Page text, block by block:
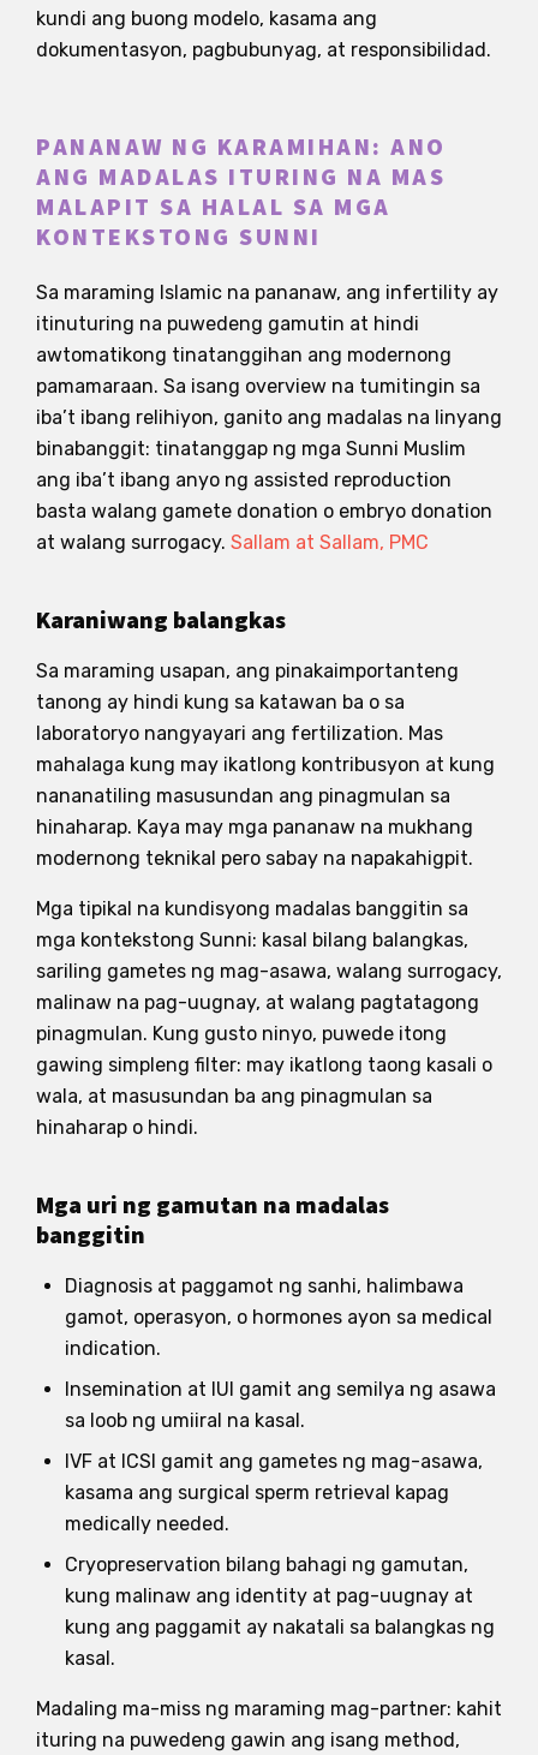
kundi ang buong modelo, kasama ang
dokumentasyon, pagbubunyag, at responsibilidad.
PANANAW NG KARAMIHAN: ANO
ANG MADALAS ITURING NA MAS
MALAPIT SA HALAL SA MGA
KONTEKSTONG SUNNI
Sa maraming Islamic na pananaw, ang infertility ay
itinuturing na puwedeng gamutin at hindi
awtomatikong tinatanggihan ang modernong
pamamaraan. Sa isang overview na tumitingin sa
iba’t ibang relihiyon, ganito ang madalas na linyang
binabanggit: tinatanggap ng mga Sunni Muslim
ang iba’t ibang anyo ng assisted reproduction
basta walang gamete donation o embryo donation
at walang surrogacy. Sallam at Sallam, PMC
Karaniwang balangkas
Sa maraming usapan, ang pinakaimportanteng
tanong ay hindi kung sa katawan ba o sa
laboratoryo nangyayari ang fertilization. Mas
mahalaga kung may ikatlong kontribusyon at kung
nananatiling masusundan ang pinagmulan sa
hinaharap. Kaya may mga pananaw na mukhang
modernong teknikal pero sabay na napakahigpit.
Mga tipikal na kundisyong madalas banggitin sa
mga kontekstong Sunni: kasal bilang balangkas,
sariling gametes ng mag-asawa, walang surrogacy,
malinaw na pag-uugnay, at walang pagtatagong
pinagmulan. Kung gusto ninyo, puwede itong
gawing simpleng filter: may ikatlong taong kasali o
wala, at masusundan ba ang pinagmulan sa
hinaharap o hindi.
Mga uri ng gamutan na madalas
banggitin
Diagnosis at paggamot ng sanhi, halimbawa
gamot, operasyon, o hormones ayon sa medical
indication.
Insemination at IUI gamit ang semilya ng asawa
sa loob ng umiiral na kasal.
IVF at ICSI gamit ang gametes ng mag-asawa,
kasama ang surgical sperm retrieval kapag
medically needed.
Cryopreservation bilang bahagi ng gamutan,
kung malinaw ang identity at pag-uugnay at
kung ang paggamit ay nakatali sa balangkas ng
kasal.
Madaling ma-miss ng maraming mag-partner: kahit
ituring na puwedeng gawin ang isang method,